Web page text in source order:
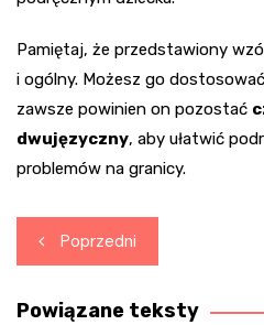
Pamiętaj, że przedstawiony
i ogólny. Możesz go
zawsze powinien on pozostać
dwujęzyczny, aby ułatwić
problemów na granicy.
Nawigacja
wpisu
Poprzedni
Powiązane teksty